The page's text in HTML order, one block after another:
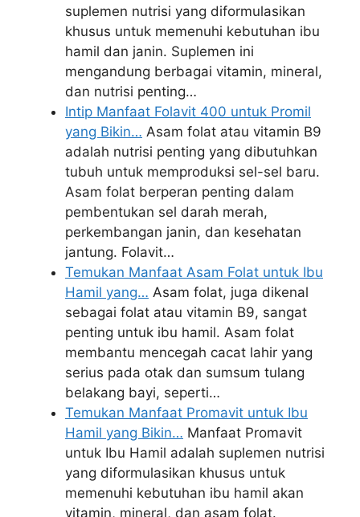
suplemen nutrisi yang diformulasikan
khusus untuk memenuhi kebutuhan ibu
hamil dan janin. Suplemen ini
mengandung berbagai vitamin, mineral,
dan nutrisi penting…
Intip Manfaat Folavit 400 untuk Promil
yang Bikin… Asam folat atau vitamin B9
adalah nutrisi penting yang dibutuhkan
tubuh untuk memproduksi sel-sel baru.
Asam folat berperan penting dalam
pembentukan sel darah merah,
perkembangan janin, dan kesehatan
jantung. Folavit…
Temukan Manfaat Asam Folat untuk Ibu
Hamil yang… Asam folat, juga dikenal
sebagai folat atau vitamin B9, sangat
penting untuk ibu hamil. Asam folat
membantu mencegah cacat lahir yang
serius pada otak dan sumsum tulang
belakang bayi, seperti…
Temukan Manfaat Promavit untuk Ibu
Hamil yang Bikin… Manfaat Promavit
untuk Ibu Hamil adalah suplemen nutrisi
yang diformulasikan khusus untuk
memenuhi kebutuhan ibu hamil akan
vitamin, mineral, dan asam folat.